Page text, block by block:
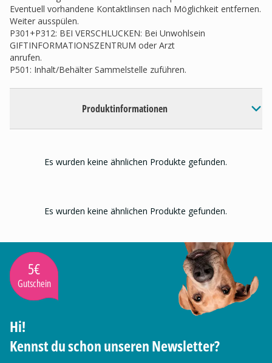
Eventuell vorhandene Kontaktlinsen nach Möglichkeit entfernen.
Weiter ausspülen.
P301+P312: BEI VERSCHLUCKEN: Bei Unwohlsein
GIFTINFORMATIONSZENTRUM oder Arzt
anrufen.
P501: Inhalt/Behälter Sammelstelle zuführen.
Produktinformationen
Es wurden keine ähnlichen Produkte gefunden.
Es wurden keine ähnlichen Produkte gefunden.
5€
Gutschein
Hi!
Kennst du schon unseren Newsletter?